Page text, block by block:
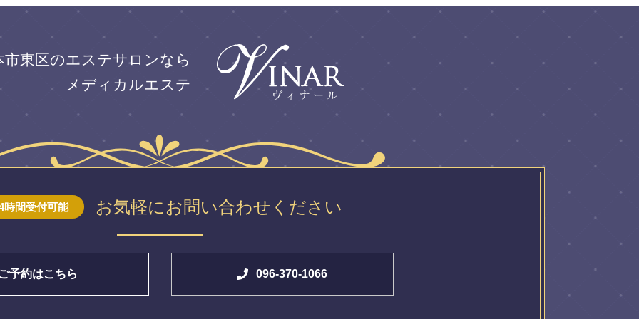
市東区のエステサロンなら
メディカルエステ
時間受付可能 お気軽にお問い合わせください
予約はこちら 096-370-1066